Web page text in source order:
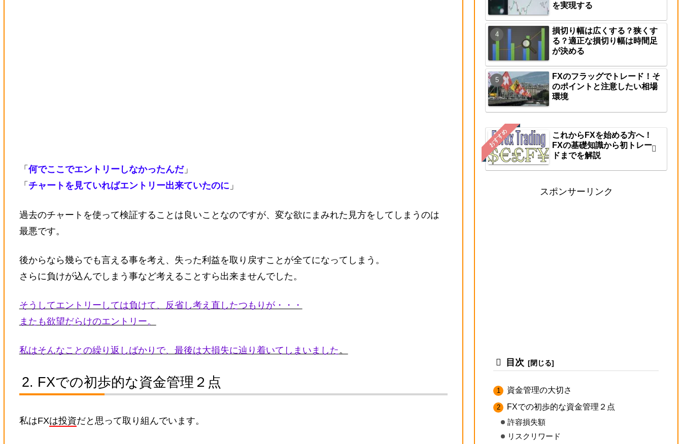
「 何でここでエントリーしなかったんだ」
「 チャートを見ていればエントリー出来ていたのに 」
過去のチャートを使って検証することは良いことなのですが、変な欲にまみれた見方をしてしまうのは
最悪です。
後からなら幾らでも言える事を考え、失った利益を取り戻すことが全てになってしまう。
さらに負けが込んでしまう事など考えることすら出来ませんでした。
そうしてエントリーしては負けて、反省し考え直したつもりが・・・
またも欲望だらけのエントリー。
私はそんなことの繰り返しばかりで、最後は大損失に辿り着いてしまいました。
FXでの初歩的な資金管理２点
私はFXは投資だと思って取り組んでいます。
を実現する
損切り幅は広くする？狭くす
る？適正な損切り幅は時間足
が決める
FXのフラッグでトレード！そ
のポイントと注意したい相場
環境
おすすめ
これからFXを始める方へ！
FXの基礎知識から初トレー
ドまでを解説
スポンサーリンク
目次
資金管理の大切さ
FXでの初歩的な資金管理２点
許容損失額
リスクリワード